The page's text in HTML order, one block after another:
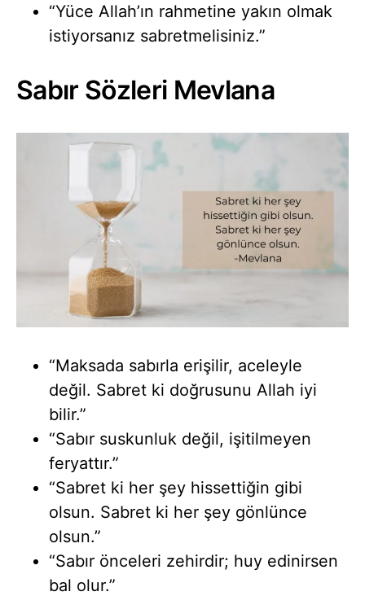
“Yüce Allah’ın rahmetine yakın olmak
istiyorsanız sabretmelisiniz.”
Sabır Sözleri Mevlana
“Maksada sabırla erişilir, aceleyle
değil. Sabret ki doğrusunu Allah iyi
bilir.”
“Sabır suskunluk değil, işitilmeyen
feryattır.”
“Sabret ki her şey hissettiğin gibi
olsun. Sabret ki her şey gönlünce
olsun.”
“Sabır önceleri zehirdir; huy edinirsen
bal olur.”